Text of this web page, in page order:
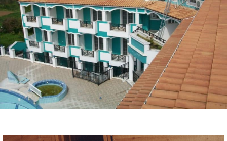
Ηλιακά Συστήματα